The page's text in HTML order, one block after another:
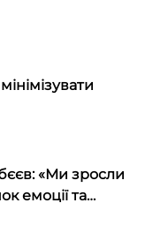
«Ми зросли
емоції та